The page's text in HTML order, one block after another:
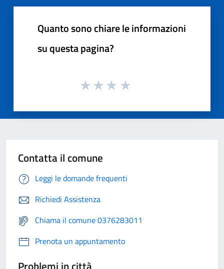
Quanto sono chiare le informazioni
su questa pagina?
Contatta il comune
Leggi le domande frequenti
Richiedi Assistenza
Chiama il comune 0376283011
Prenota un appuntamento